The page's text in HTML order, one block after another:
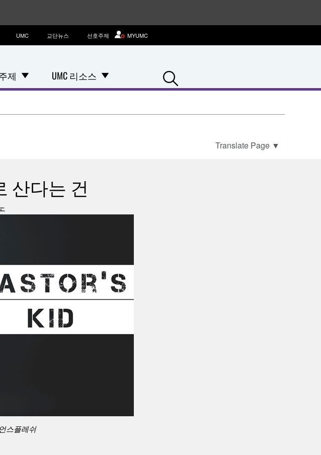
제 UMC 리소스
UMC 교단뉴스 선호주제 MYUMC
Search
Translate Page ▼
산다는 건
스플레쉬